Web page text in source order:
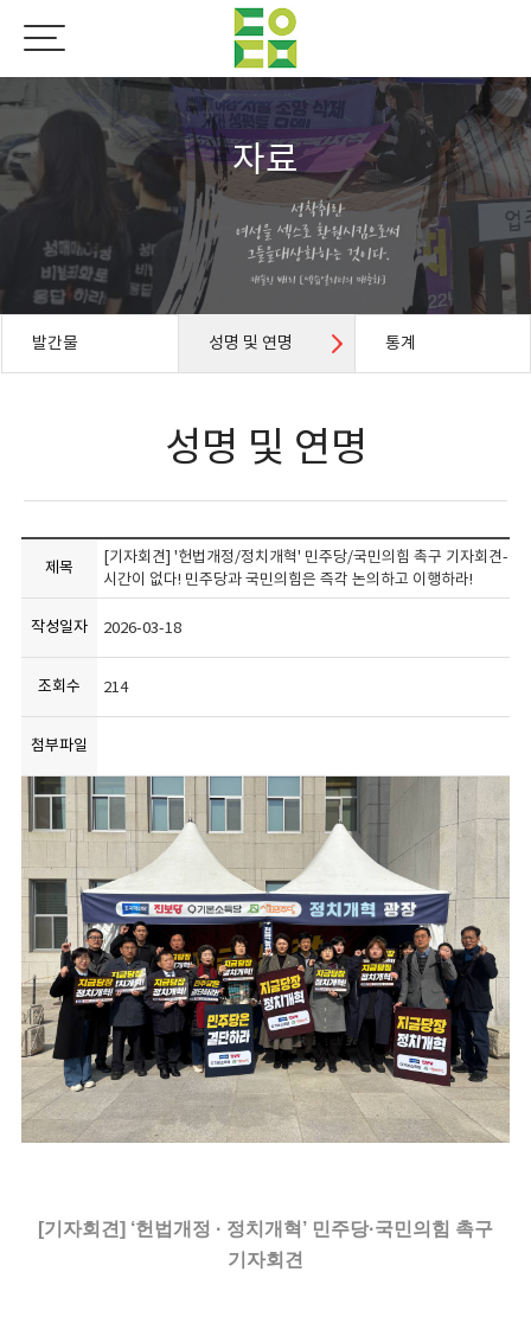
자료
발간물 성명 및 연명 통계
성명 및 연명
제목
[기자회견] '헌법개정/정치개혁' 민주당/국민의힘 촉구 기자회견-
시간이 없다! 민주당과 국민의힘은 즉각 논의하고 이행하라!
작성일자 2026-03-18
조회수 214
첨부파일
[기자회견] ‘헌법개정 · 정치개혁’ 민주당·국민의힘 촉구
기자회견